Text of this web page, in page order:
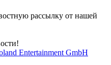
рассылку от нашей